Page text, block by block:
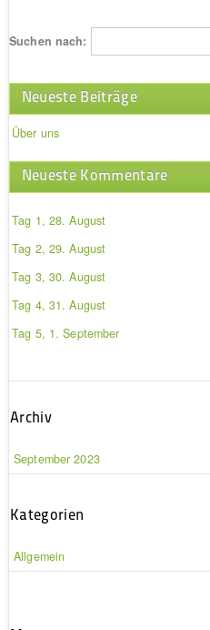
Suchen nach:
Neueste Beiträge
Über uns
Neueste Kommentare
Tag 1, 28. August
Tag 2, 29. August
Tag 3, 30. August
Tag 4, 31. August
Tag 5, 1. September
Archiv
September 2023
Kategorien
Allgemein